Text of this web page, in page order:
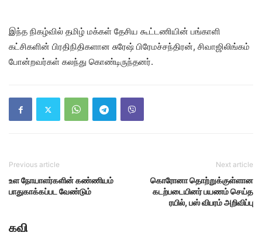
இந்த நிகழ்வில் தமிழ் மக்கள் தேசிய கூட்டணியின் பங்காளி
கட்சிகளின் பிரதிநிதிகளான சுரேஷ் பிரேமச்சந்திரன், சிவாஜிலிங்கம்
போன்றவர்கள் கலந்து கொண்டிருந்தனர்.
Previous article
உள நோயாளர்களின் கண்ணியம்
பாதுகாக்கப்பட வேண்டும்
Next article
கொரோனா தொற்றுக்குள்ளான
கடற்படையினர் பயணம் செய்த
ரயில், பஸ் விபரம் அறிவிப்பு
கவி